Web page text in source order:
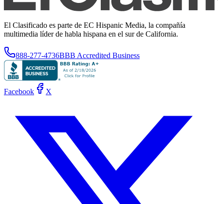
El Clasificado es parte de EC Hispanic Media, la compañía
multimedia líder de habla hispana en el sur de California.
888-277-4736BBB Accredited Business
Facebook X